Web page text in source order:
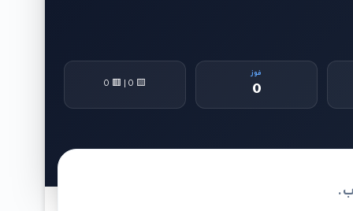
فوز
0
🟨 0 | 🟥 0